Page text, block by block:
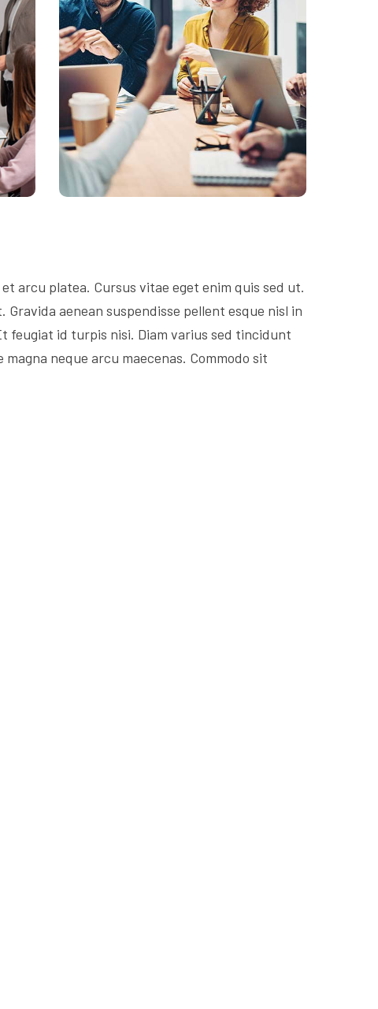
arcu platea. Cursus vitae eget enim quis sed ut.
aenean suspendisse pellent esque nisl in
feugiat id turpis nisi. Diam varius sed tincidunt
neque arcu maecenas. Commodo sit